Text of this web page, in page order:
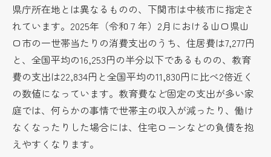
県庁所在地とは異なるものの、下関市は中核市に指定さ
れています。2025年（令和７年）2月における山口県山
口市の一世帯当たりの消費支出のうち、住居費は7,277円
と、全国平均の16,253円の半分以下であるものの、教育
費の支出は22,834円と全国平均の11,830円に比べ2倍近く
の数値になっています。教育費など固定の支出が多い家
庭では、何らかの事情で世帯主の収入が減ったり、働け
なくなったりした場合には、住宅ローンなどの負債を抱
えやすくなります。